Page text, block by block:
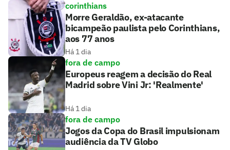
corinthians
Morre Geraldão, ex-atacante
bicampeão paulista pelo Corinthians,
aos 77 anos
Há 1 dia
fora de campo
Europeus reagem a decisão do Real
Madrid sobre Vini Jr: 'Realmente'
Há 1 dia
fora de campo
Jogos da Copa do Brasil impulsionam
audiência da TV Globo